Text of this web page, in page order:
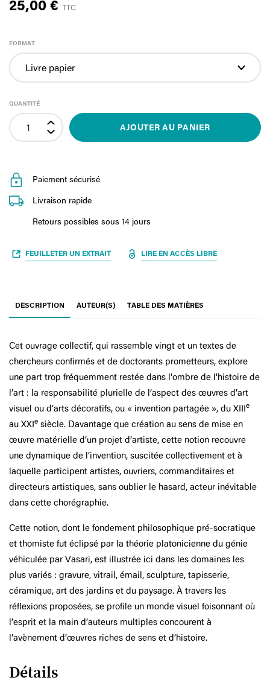
25,00 € TTC
FORMAT
QUANTITÉ
AJOUTER AU PANIER
Paiement sécurisé
Livraison rapide
Retours possibles sous 14 jours
FEUILLETER UN EXTRAIT LIRE EN ACCÈS LIBRE
DESCRIPTION AUTEUR(S) TABLE DES MATIÈRES
Cet ouvrage collectif, qui rassemble vingt et un textes de
chercheurs confirmés et de doctorants prometteurs, explore
une part trop fréquemment restée dans l'ombre de l'histoire de
l’art : la responsabilité plurielle de l’aspect des œuvres d’art
visuel ou d’arts décoratifs, ou « invention partagée », du XIIIe
au XXIe siècle. Davantage que création au sens de mise en
œuvre matérielle d’un projet d’artiste, cette notion recouvre
une dynamique de l’invention, suscitée collectivement et à
laquelle participent artistes, ouvriers, commanditaires et
directeurs artistiques, sans oublier le hasard, acteur inévitable
dans cette chorégraphie.
Cette notion, dont le fondement philosophique pré-socratique
et thomiste fut éclipsé par la théorie platonicienne du génie
véhiculée par Vasari, est illustrée ici dans les domaines les
plus variés : gravure, vitrail, émail, sculpture, tapisserie,
céramique, art des jardins et du paysage. À travers les
réflexions proposées, se profile un monde visuel foisonnant où
l’esprit et la main d’auteurs multiples concourent à
l’avènement d’œuvres riches de sens et d’histoire.
Détails